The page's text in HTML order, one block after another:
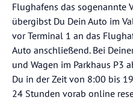
Flughafens das sogenannte
übergibst Du Dein Auto im
vor Terminal 1 an das
Auto anschließend. Bei
und Wagen im Parkhaus P3
Du in der Zeit von 8:00 bis
24 Stunden vorab online